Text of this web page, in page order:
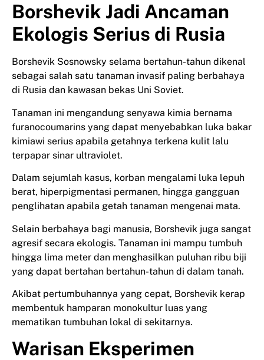
Borshevik Jadi Ancaman
Ekologis Serius di Rusia
Borshevik Sosnowsky selama bertahun-tahun dikenal
sebagai salah satu tanaman invasif paling berbahaya
di Rusia dan kawasan bekas Uni Soviet.
Tanaman ini mengandung senyawa kimia bernama
furanocoumarins yang dapat menyebabkan luka bakar
kimiawi serius apabila getahnya terkena kulit lalu
terpapar sinar ultraviolet.
Dalam sejumlah kasus, korban mengalami luka lepuh
berat, hiperpigmentasi permanen, hingga gangguan
penglihatan apabila getah tanaman mengenai mata.
Selain berbahaya bagi manusia, Borshevik juga sangat
agresif secara ekologis. Tanaman ini mampu tumbuh
hingga lima meter dan menghasilkan puluhan ribu biji
yang dapat bertahan bertahun-tahun di dalam tanah.
Akibat pertumbuhannya yang cepat, Borshevik kerap
membentuk hamparan monokultur luas yang
mematikan tumbuhan lokal di sekitarnya.
Warisan Eksperimen